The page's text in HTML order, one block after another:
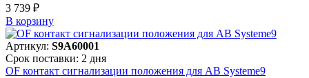
3 739 ₽
В корзинy
Артикул: S9A60001
Срок поставки: 2 дня
OF контакт сигнализации положения для АВ Systeme9